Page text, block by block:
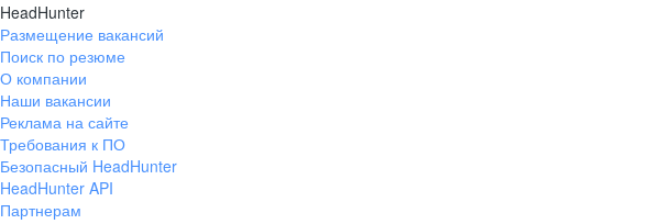
HeadHunter
Размещение вакансий
Поиск по резюме
О компании
Наши вакансии
Реклама на сайте
Требования к ПО
Безопасный HeadHunter
HeadHunter API
Партнерам